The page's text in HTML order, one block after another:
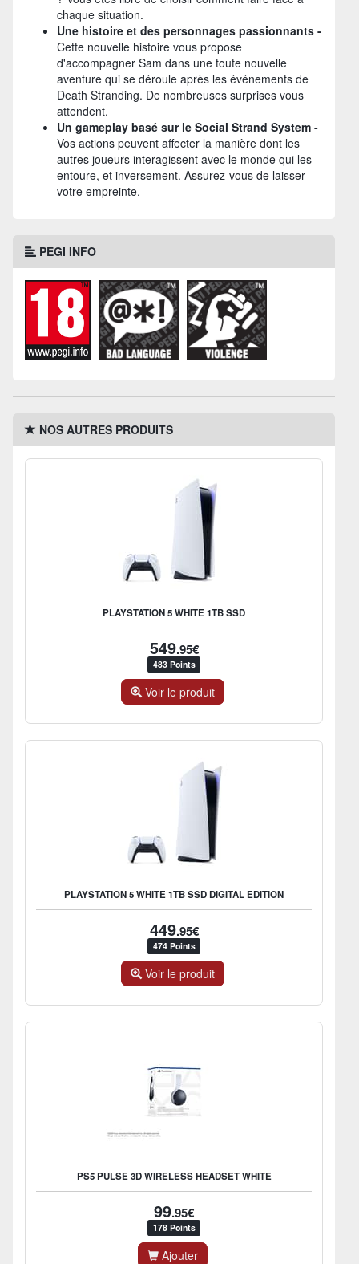
chaque situation.
Une histoire et des personnages passionnants -
Cette nouvelle histoire vous propose
d'accompagner Sam dans une toute nouvelle
aventure qui se déroule après les événements de
Death Stranding. De nombreuses surprises vous
attendent.
Un gameplay basé sur le Social Strand System -
Vos actions peuvent affecter la manière dont les
autres joueurs interagissent avec le monde qui les
entoure, et inversement. Assurez-vous de laisser
votre empreinte.
PEGI INFO
NOS AUTRES PRODUITS
PLAYSTATION 5 WHITE 1TB SSD
549.95€
483 Points
Voir le produit
PLAYSTATION 5 WHITE 1TB SSD DIGITAL EDITION
449.95€
474 Points
Voir le produit
PS5 PULSE 3D WIRELESS HEADSET WHITE
99.95€
178 Points
Ajouter